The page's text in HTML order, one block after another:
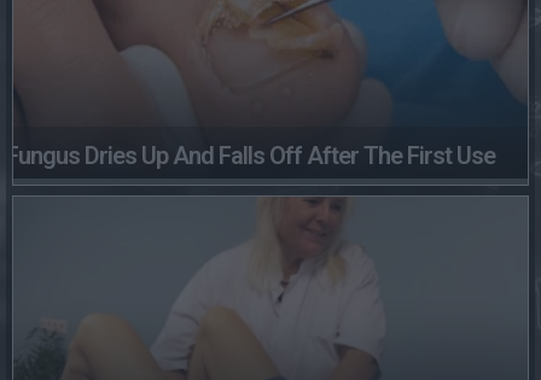
Fungus Dries Up And Falls Off After The First Use